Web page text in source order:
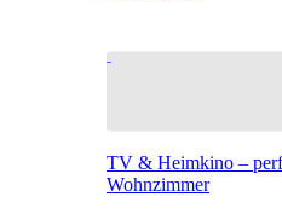
TV & Heimkino –
Wohnzimmer